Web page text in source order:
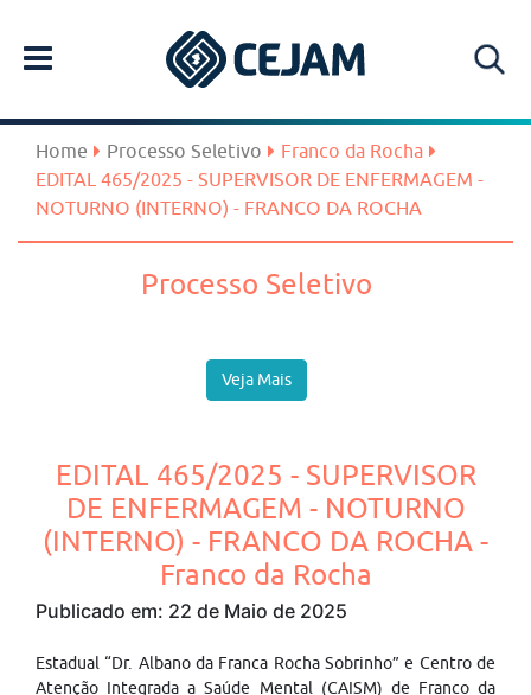
Home Processo Seletivo
Franco da Rocha
EDITAL 465/2025 - SUPERVISOR DE ENFERMAGEM -
NOTURNO (INTERNO) - FRANCO DA ROCHA
Processo Seletivo
Veja Mais
EDITAL 465/2025 - SUPERVISOR
DE ENFERMAGEM - NOTURNO
(INTERNO) - FRANCO DA ROCHA -
Franco da Rocha
Publicado em: 22 de Maio de 2025
Estadual “Dr. Albano da Franca Rocha Sobrinho” e Centro de
Atenção Integrada a Saúde Mental (CAISM) de Franco da